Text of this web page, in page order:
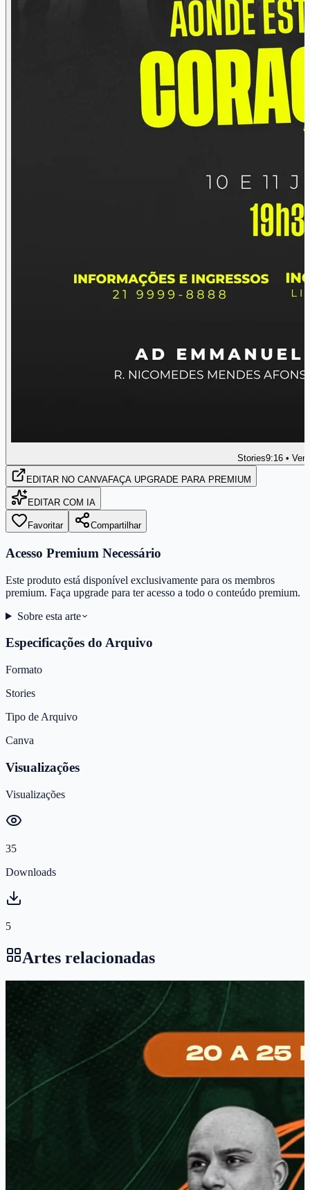
Stories9:16 •
EDITAR NO CANVAFAÇA UPGRADE PARA PREMIUM
EDITAR COM IA
Favoritar Compartilhar
Acesso Premium Necessário
Este produto está disponível exclusivamente para os membros
premium. Faça upgrade para ter acesso a todo o conteúdo premium.
Sobre esta arte
Especificações do Arquivo
Formato
Stories
Tipo de Arquivo
Canva
Visualizações
Visualizações
35
Downloads
5
Artes relacionadas